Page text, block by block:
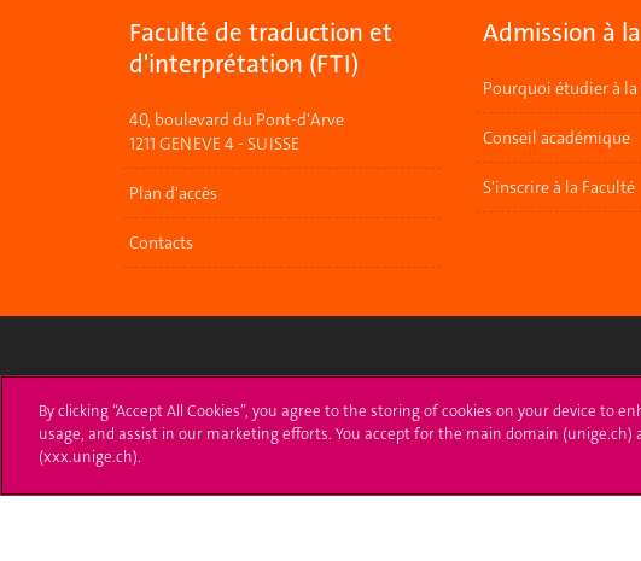
Faculté de traduction et
d'interprétation (FTI)
40, boulevard du Pont-d'Arve
1211 GENEVE 4 - SUISSE
Plan d'accès
Contacts
Admission à
Pourquoi étudier à la
Conseil académique
S'inscrire à la Faculté
24 rue du Général-Dufour
T. +41 (0)22 379 71 11
Immatriculations
Démarches
By clicking “Accept All Cookies”, you agree to the storing of cookies on your device to
usage, and assist in our marketing efforts. You accept for the main domain (unige.ch)
(xxx.unige.ch).